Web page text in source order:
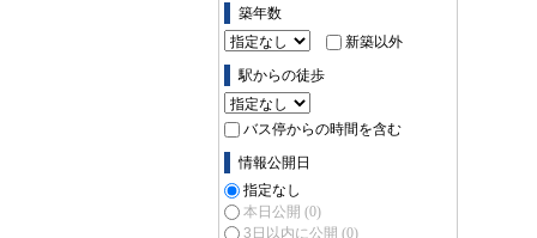
築年数
新築以外
駅からの徒歩
バス停からの時間を含む
情報公開日
指定なし
本日公開 (0)
3日以内に公開 (0)